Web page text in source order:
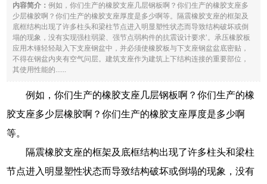
内容简介：例如，你们生产的橡胶支座几层钢板啊？你们生产的橡胶支座多
少层橡胶啊？你们生产的橡胶支座厚度是多少啊等。隔震橡胶支座的框架及
底框结构出现了许多柱头和梁柱节点进入明显塑性状态而导致结构破坏或倒
塌的现象，没有实现强柱弱梁、强节点弱构件的抗震设计要求’。承压橡胶板
应用木锤轻轻敲入下支座钢盆中，并必须使橡胶板与下支座钢盆盆底密贴，
不得在钢盆内夹有空气问层。建筑支座作为建筑上下结构连接的重要部位，
其使用性能的......
例如，你们生产的橡胶支座几层钢板啊？你们生产的橡
胶支座多少层橡胶啊？你们生产的橡胶支座厚度是多少啊
等。
隔震橡胶支座的框架及底框结构出现了许多柱头和梁柱
节点进入明显塑性状态而导致结构破坏或倒塌的现象，没有